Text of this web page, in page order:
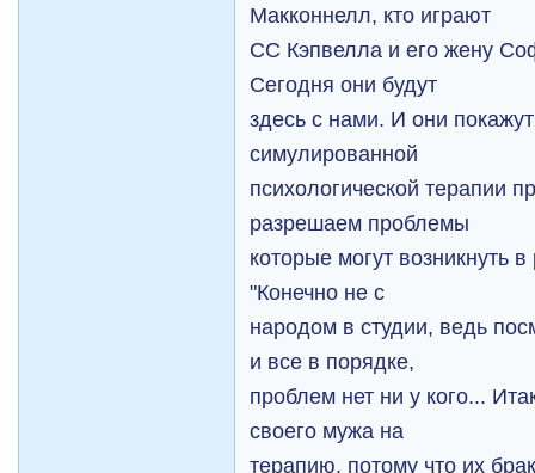
Макконнелл, кто играют
СС Кэпвелла и его жену
Сегодня они будут
здесь с нами. И они
симулированной
психологической терапии
разрешаем проблемы
которые могут возникнуть
"Конечно не с
народом в студии, ведь
и все в порядке,
проблем нет ни у кого...
своего мужа на
терапию, потому что их